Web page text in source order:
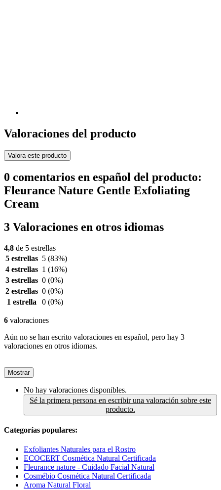
Valoraciones del producto
Valora este producto
0 comentarios en español del producto:
Fleurance Nature Gentle Exfoliating
Cream
3 Valoraciones en otros idiomas
4,8 de 5 estrellas
5 estrellas 5 (83%)
4 estrellas 1 (16%)
3 estrellas 0 (0%)
2 estrellas 0 (0%)
1 estrella
0 (0%)
6 valoraciones
Aún no se han escrito valoraciones en español, pero hay 3
valoraciones en otros idiomas.
Mostrar
No hay valoraciones disponibles.
Sé la primera persona en escribir una valoración sobre este
producto.
Categorías populares:
Exfoliantes Naturales para el Rostro
ECOCERT Cosmética Natural Certificada
Fleurance nature - Cuidado Facial Natural
Cosmébio Cosmética Natural Certificada
Aroma Natural Floral